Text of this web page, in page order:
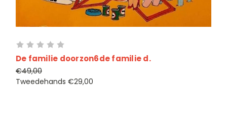
De familie doorzon6de familie d.
€49,00
Tweedehands €29,00